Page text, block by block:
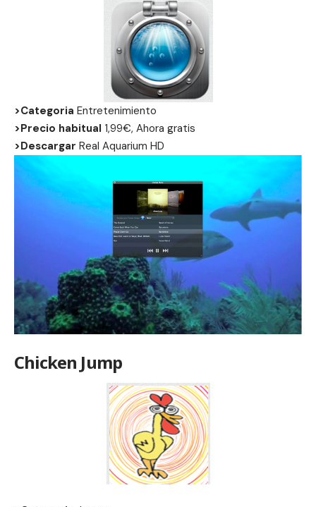
>Categoria Entretenimiento
>Precio habitual 1,99€, Ahora gratis
>Descargar Real Aquarium HD
Chicken Jump